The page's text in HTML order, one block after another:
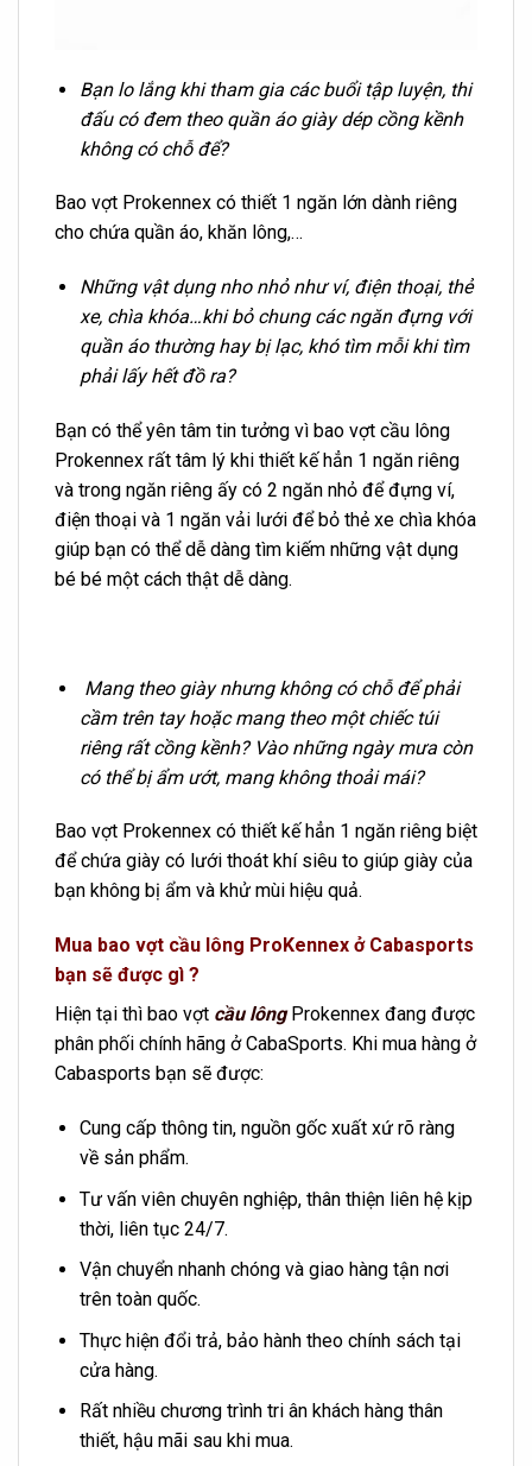
Bạn lo lắng khi tham gia các buổi tập luyện, thi
đấu có đem theo quần áo giày dép cồng kềnh
không có chỗ để?
Bao vợt Prokennex có thiết 1 ngăn lớn dành riêng
cho chứa quần áo, khăn lông,…
Những vật dụng nho nhỏ như ví, điện thoại, thẻ
xe, chìa khóa…khi bỏ chung các ngăn đựng với
quần áo thường hay bị lạc, khó tìm mỗi khi tìm
phải lấy hết đồ ra?
Bạn có thể yên tâm tin tưởng vì bao vợt cầu lông
Prokennex rất tâm lý khi thiết kế hẳn 1 ngăn riêng
và trong ngăn riêng ấy có 2 ngăn nhỏ để đựng ví,
điện thoại và 1 ngăn vải lưới để bỏ thẻ xe chìa khóa
giúp bạn có thể dễ dàng tìm kiếm những vật dụng
bé bé một cách thật dễ dàng.
Mang theo giày nhưng không có chỗ để phải
cầm trên tay hoặc mang theo một chiếc túi
riêng rất cồng kềnh? Vào những ngày mưa còn
có thể bị ẩm ướt, mang không thoải mái?
Bao vợt Prokennex có thiết kế hẳn 1 ngăn riêng biệt
để chứa giày có lưới thoát khí siêu to giúp giày của
bạn không bị ẩm và khử mùi hiệu quả.
Mua bao vợt cầu lông ProKennex ở Cabasports
bạn sẽ được gì ?
Hiện tại thì bao vợt cầu lôngProkennex đang được
phân phối chính hãng ở CabaSports. Khi mua hàng ở
Cabasports bạn sẽ được:
Cung cấp thông tin, nguồn gốc xuất xứ rõ ràng
về sản phẩm.
Tư vấn viên chuyên nghiệp, thân thiện liên hệ kịp
thời, liên tục 24/7.
Vận chuyển nhanh chóng và giao hàng tận nơi
trên toàn quốc.
Thực hiện đổi trả, bảo hành theo chính sách tại
cửa hàng.
Rất nhiều chương trình tri ân khách hàng thân
thiết, hậu mãi sau khi mua.